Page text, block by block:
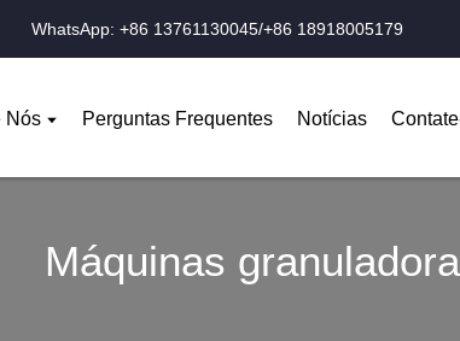
WhatsApp: +86 13761130045/+86 18918005179
Nós Perguntas Frequentes Notícias
Máquinas